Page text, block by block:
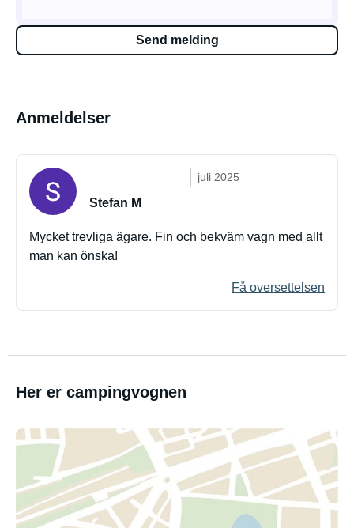
Send melding
Anmeldelser
juli 2025
Stefan M
Mycket trevliga ägare. Fin och bekväm vagn med allt
man kan önska!
Få oversettelsen
Her er campingvognen